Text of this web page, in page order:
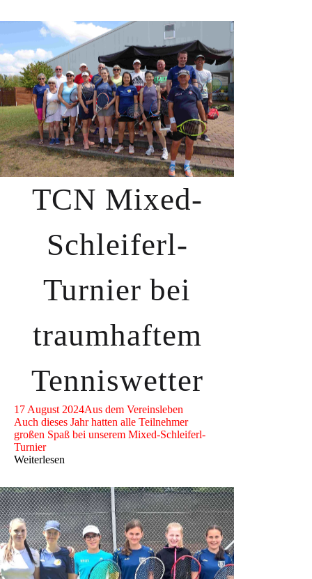
TCN Mixed-
Schleiferl-
Turnier bei
traumhaftem
Tenniswetter
17 August 2024Aus dem Vereinsleben
Auch dieses Jahr hatten alle Teilnehmer
großen Spaß bei unserem Mixed-Schleiferl-
Turnier
Weiterlesen